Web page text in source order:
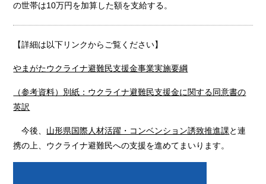
の世帯は10万円を加算した額を支給する。
【詳細は以下リンクからご覧ください】
やまがたウクライナ避難民支援金事業実施要綱
（参考資料）別紙：ウクライナ避難民支援金に関する同意書の
英訳
今後、 山形県国際人材活躍・コンベンション誘致推進課と連
携の上、ウクライナ避難民への支援を進めてまいります。